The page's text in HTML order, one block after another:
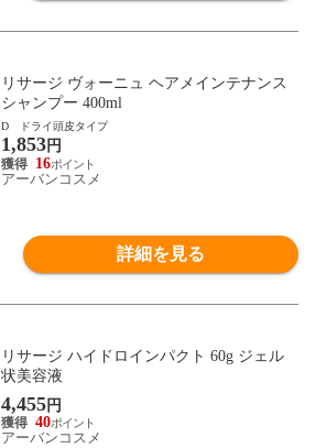
リサージ ヴォーニュ ヘアメインテナンス
シャンプー 400ml
D ドライ頭皮タイプ
1,853円
16
アーバンコスメ
詳細を見る
リサージ ハイドロインパクト 60g ジェル
状美容液
4,455円
40
アーバンコスメ